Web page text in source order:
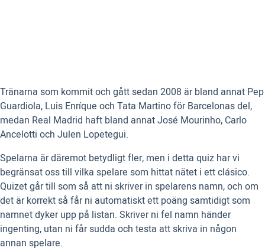
Tränarna som kommit och gått sedan 2008 är bland annat Pep
Guardiola, Luis Enríque och Tata Martino för Barcelonas del,
medan Real Madrid haft bland annat José Mourinho, Carlo
Ancelotti och Julen Lopetegui.
Spelarna är däremot betydligt fler, men i detta quiz har vi
begränsat oss till vilka spelare som hittat nätet i ett clásico.
Quizet går till som så att ni skriver in spelarens namn, och om
det är korrekt så får ni automatiskt ett poäng samtidigt som
namnet dyker upp på listan. Skriver ni fel namn händer
ingenting, utan ni får sudda och testa att skriva in någon
annan spelare.